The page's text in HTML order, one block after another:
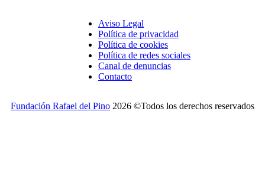
Aviso Legal
Política de privacidad
Política de cookies
Política de redes sociales
Canal de denuncias
Contacto
Fundación Rafael del Pino 2026 ©Todos los derechos reservados